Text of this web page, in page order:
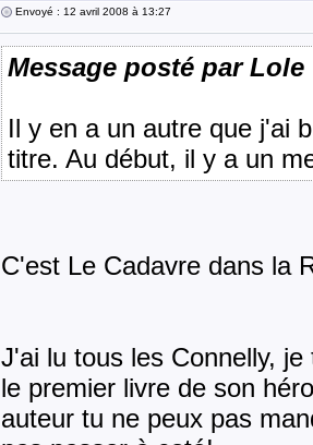
Envoyé : 12 avril 2008 à 13:27
Message posté par Lole
Il y en a un autre que j'ai
titre. Au début, il y a un
C'est Le Cadavre dans la
J'ai lu tous les Connelly,
le premier livre de son
auteur tu ne peux pas